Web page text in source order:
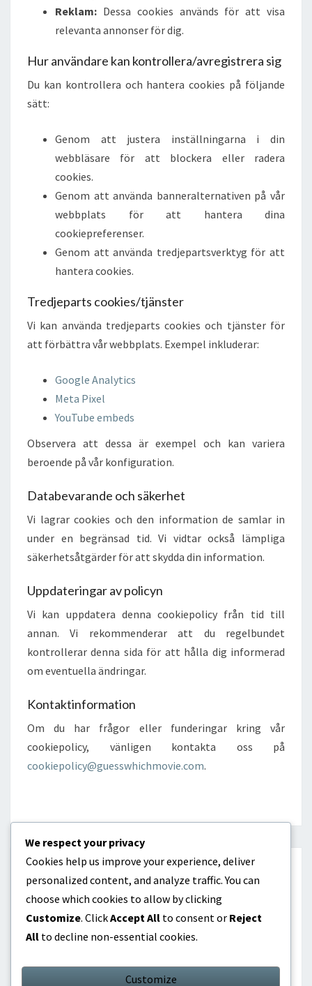
Reklam: Dessa cookies används för att visa
relevanta annonser för dig.
Hur användare kan kontrollera/avregistrera sig
Du kan kontrollera och hantera cookies på följande
sätt:
Genom att justera inställningarna i din
webbläsare för att blockera eller radera
cookies.
Genom att använda banneralternativen på vår
webbplats för att hantera dina
cookiepreferenser.
Genom att använda tredjepartsverktyg för att
hantera cookies.
Tredjeparts cookies/tjänster
Vi kan använda tredjeparts cookies och tjänster för
att förbättra vår webbplats. Exempel inkluderar:
Google Analytics
Meta Pixel
YouTube embeds
Observera att dessa är exempel och kan variera
beroende på vår konfiguration.
Databevarande och säkerhet
Vi lagrar cookies och den information de samlar in
under en begränsad tid. Vi vidtar också lämpliga
säkerhetsåtgärder för att skydda din information.
Uppdateringar av policyn
Vi kan uppdatera denna cookiepolicy från tid till
annan. Vi rekommenderar att du regelbundet
kontrollerar denna sida för att hålla dig informerad
om eventuella ändringar.
Kontaktinformation
Om du har frågor eller funderingar kring vår
cookiepolicy, vänligen kontakta oss på
cookiepolicy@guesswhichmovie.com.
KATEGORIER
Internationella prestationer
We respect your privacy
Cookies help us improve your experience, deliver
personalized content, and analyze traffic. You can
choose which cookies to allow by clicking
Customize. ClickAccept All to consent or Reject
All to decline non-essential cookies.
Customize